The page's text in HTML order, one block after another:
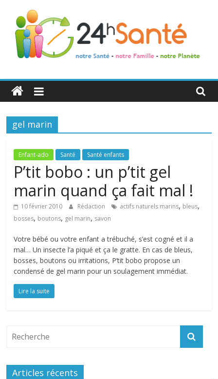
24h
Santé
La
de
toute
famille
gel marin
Enfant-ado Santé Santé enfants
P’tit bobo : un p’tit gel
marin quand ça fait mal !
10 février 2010 Rédaction actifs naturels marins, bleus,
bosses, boutons, gel marin, savon
Votre bébé ou votre enfant a trébuché, s’est cogné et il a
mal… Un insecte l’a piqué et ça le gratte. En cas de bleus,
bosses, boutons ou irritations, P’tit bobo propose un
condensé de gel marin pour un soulagement immédiat.
Lire la suite
Articles récents